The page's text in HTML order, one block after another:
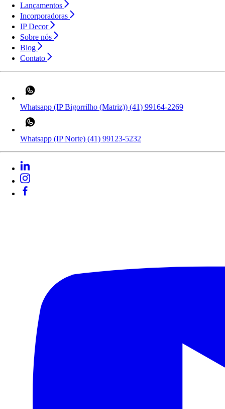
Lançamentos
Incorporadoras
IP Decor
Sobre nós
Blog
Contato
Whatsapp (IP Bigorrilho (Matriz)) (41) 99164-2269
Whatsapp (IP Norte) (41) 99123-5232